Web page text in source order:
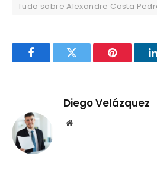
Tudo sobre Alexandre Costa
FacebookTwitter Pinterest
Diego Velázquez
Website